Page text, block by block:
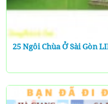
25 Ngôi Chùa Ở Sài Gòn